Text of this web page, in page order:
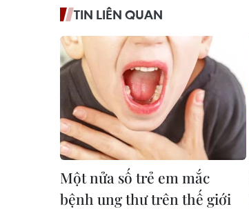
TIN LIÊN QUAN
Một nửa số trẻ em mắc
bệnh ung thư trên thế giới